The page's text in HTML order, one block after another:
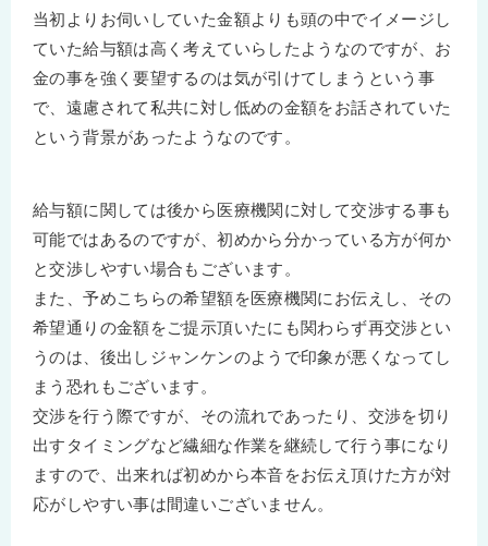
当初よりお伺いしていた金額よりも頭の中でイメージし
ていた給与額は高く考えていらしたようなのですが、お
金の事を強く要望するのは気が引けてしまうという事
で、遠慮されて私共に対し低めの金額をお話されていた
という背景があったようなのです。
給与額に関しては後から医療機関に対して交渉する事も
可能ではあるのですが、初めから分かっている方が何か
と交渉しやすい場合もございます。
また、予めこちらの希望額を医療機関にお伝えし、その
希望通りの金額をご提示頂いたにも関わらず再交渉とい
うのは、後出しジャンケンのようで印象が悪くなってし
まう恐れもございます。
交渉を行う際ですが、その流れであったり、交渉を切り
出すタイミングなど繊細な作業を継続して行う事になり
ますので、出来れば初めから本音をお伝え頂けた方が対
応がしやすい事は間違いございません。